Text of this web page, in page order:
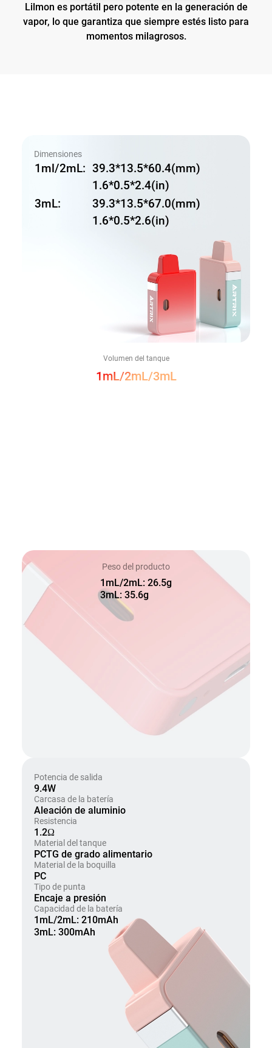
Lilmon es portátil pero potente en la generación de
vapor, lo que garantiza que siempre estés listo para
momentos milagrosos.
Dimensiones
1ml/2mL: 39.3*13.5*60.4(mm)
1.6*0.5*2.4(in)
3mL:
39.3*13.5*67.0(mm)
1.6*0.5*2.6(in)
Volumen del tanque
1mL/2mL/3mL
Peso del producto
1mL/2mL: 26.5g
3mL: 35.6g
Potencia de salida
9.4W
Carcasa de la batería
Aleación de aluminio
Resistencia
1.2Ω
Material del tanque
PCTG de grado alimentario
Material de la boquilla
PC
Tipo de punta
Encaje a presión
Capacidad de la batería
1mL/2mL: 210mAh
3mL: 300mAh